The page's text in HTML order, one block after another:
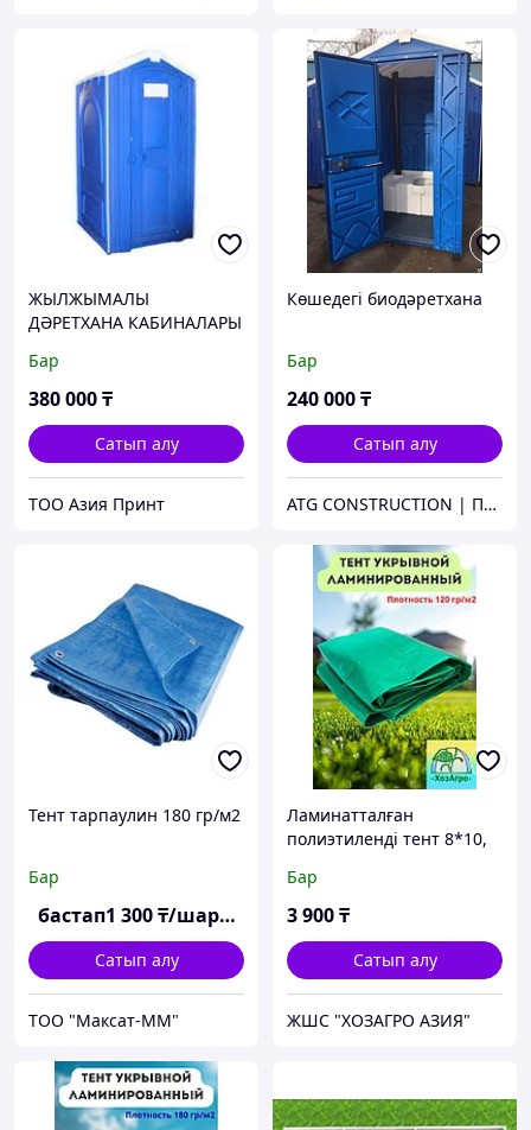
ЖЫЛЖЫМАЛЫ
ДӘРЕТХАНА КАБИНАЛАРЫ
Бар
380 000₸
Сатып алу
ТОО Азия Принт
Көшедегі биодәретхана
Бар
240 000₸
Сатып алу
ATG CONSTRUCTION | Продажа и аренда строительного оборудования, газона, биотуалетов
Тент тарпаулин 180 гр/м2
Бар
бастап1 300₸/шаршы м
Сатып алу
ТОО "Максат-ММ"
Ламинатталған
полиэтиленді тент 8*10,
Бар
3 900₸
Сатып алу
ЖШС "ХОЗАГРО АЗИЯ"